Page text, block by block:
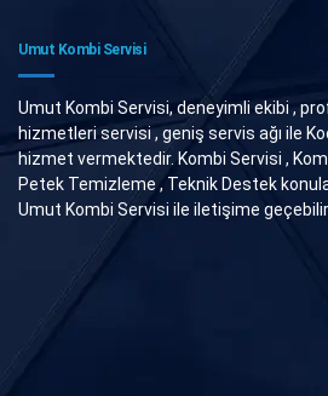
Umut Kombi Servisi
Umut Kombi Servisi, deneyimli ekibi ,
hizmetleri servisi , geniş servis ağı ile
hizmet vermektedir. Kombi Servisi ,
Petek Temizleme , Teknik Destek
Umut Kombi Servisi ile iletişime